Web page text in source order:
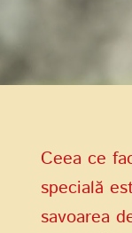
Ceea ce
specială
savoarea